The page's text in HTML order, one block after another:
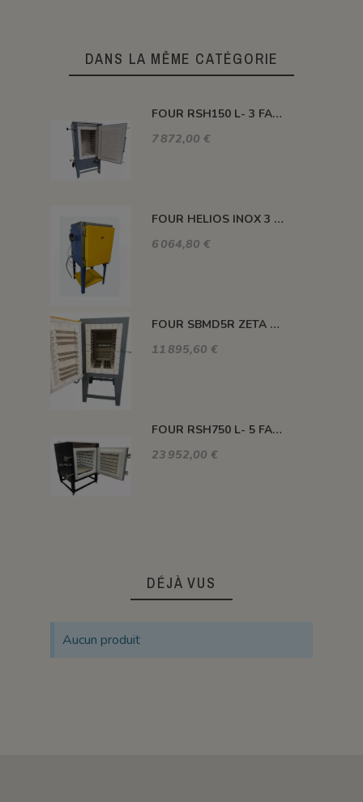
DANS LA MÊME CATÉGORIE
FOUR RSH150 L- 3 FACES CHAUFFANTES 1320°C
7 872,00 €
FOUR HELIOS INOX 3 FACES CHAUFFANTES 110 L 1300°C
6 064,80 €
FOUR SBMD5R ZETA 200 L 1320°C
11 895,60 €
FOUR RSH750 L- 5 FACES CHAUFFANTES 1320°C
23 952,00 €
DÉJÀ VUS
Aucun produit